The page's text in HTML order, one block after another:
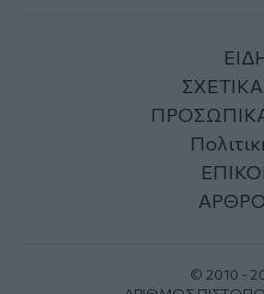
© 2010 -